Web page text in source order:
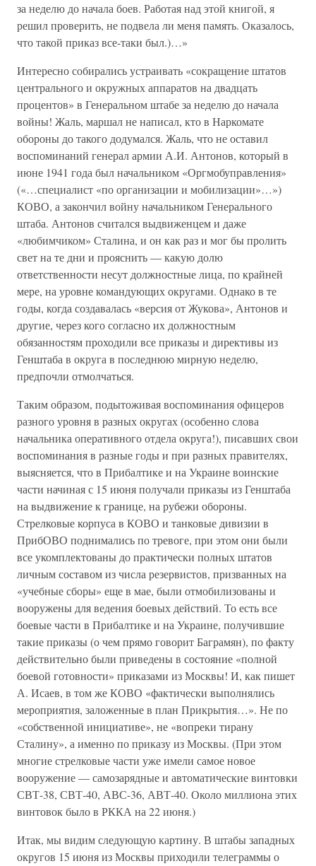
за неделю до начала боев. Работая над этой книгой, я
решил проверить, не подвела ли меня память. Оказалось,
что такой приказ все-таки был.)…»
Интересно собирались устраивать «сокращение штатов
центрального и окружных аппаратов на двадцать
процентов» в Генеральном штабе за неделю до начала
войны! Жаль, маршал не написал, кто в Наркомате
обороны до такого додумался. Жаль, что не оставил
воспоминаний генерал армии А.И. Антонов, который в
июне 1941 года был начальником «Оргмобуправления»
(«…специалист «по организации и мобилизации»…»)
КОВО, а закончил войну начальником Генерального
штаба. Антонов считался выдвиженцем и даже
«любимчиком» Сталина, и он как раз и мог бы пролить
свет на те дни и прояснить — какую долю
ответственности несут должностные лица, по крайней
мере, на уровне командующих округами. Однако в те
годы, когда создавалась «версия от Жукова», Антонов и
другие, через кого согласно их должностным
обязанностям проходили все приказы и директивы из
Генштаба в округа в последнюю мирную неделю,
предпочли отмолчаться.
Таким образом, подытоживая воспоминания офицеров
разного уровня в разных округах (особенно слова
начальника оперативного отдела округа!), писавших свои
воспоминания в разные годы и при разных правителях,
выясняется, что в Прибалтике и на Украине воинские
части начиная с 15 июня получали приказы из Генштаба
на выдвижение к границе, на рубежи обороны.
Стрелковые корпуса в КОВО и танковые дивизии в
ПрибОВО поднимались по тревоге, при этом они были
все укомплектованы до практически полных штатов
личным составом из числа резервистов, призванных на
«учебные сборы» еще в мае, были отмобилизованы и
вооружены для ведения боевых действий. То есть все
боевые части в Прибалтике и на Украине, получившие
такие приказы (о чем прямо говорит Баграмян), по факту
действительно были приведены в состояние «полной
боевой готовности» приказами из Москвы! И, как пишет
А. Исаев, в том же КОВО «фактически выполнялись
мероприятия, заложенные в план Прикрытия…». Не по
«собственной инициативе», не «вопреки тирану
Сталину», а именно по приказу из Москвы. (При этом
многие стрелковые части уже имели самое новое
вооружение — самозарядные и автоматические винтовки
СВТ-38, СВТ-40, АВС-36, АВТ-40. Около миллиона этих
винтовок было в РККА на 22 июня.)
Итак, мы видим следующую картину. В штабы западных
округов 15 июня из Москвы приходили телеграммы о